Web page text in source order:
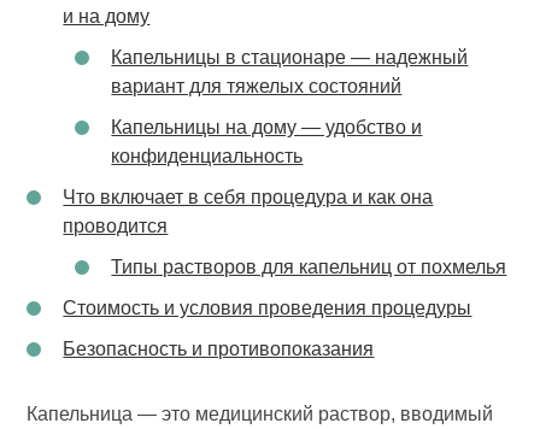
и на дому
Капельницы в стационаре — надежный
вариант для тяжелых состояний
Капельницы на дому — удобство и
конфиденциальность
Что включает в себя процедура и как она
проводится
Типы растворов для капельниц от похмелья
Стоимость и условия проведения процедуры
Безопасность и противопоказания
Капельница — это медицинский раствор, вводимый